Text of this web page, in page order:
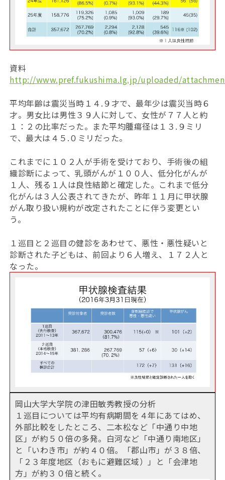
資料
http://www.pref.fukushima.lg.jp/uploaded/
平均年齢は震災当時１４.９才で、最年少は震災当時６
才。男女比は男性３９人に対して、女性が７７人と約
１：２の比率だった。また平均腫瘍径は１３.９ミリ
で、最大は４５.０ミリだった。
これまでに１０２人が手術を受けており、手術後の組
織診断によって、乳頭がんが１００人、低分化がんが
１人、残る１人は良性結節と確定した。これまで低分
化がんは３人公表されてきたが、昨年１１月に甲状腺
がん取り扱い規約が改定されたことに伴う変更とい
う。
１巡目と２巡目の健診をあわせて、悪性・悪性疑いと
診断された子どもは、前回より６人増え、１７２人と
なった。
岡山大学大学院の津田敏秀教授の分析
１巡目については平均有病期間を４年にあてはめ、
外部比較をしたところ、二本松など「中通り中地
区」が約５０倍の多発。白河など「中通り南地区」
と「いわき市」が約４０倍。「郡山市」が３８倍、
「２３年度地区（おもに避難区域）」と「会津地
方」が約３０倍と続く。